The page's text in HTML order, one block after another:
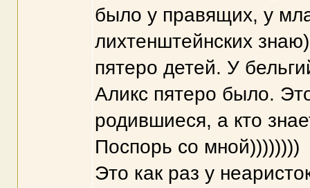
было у правящих, у
лихтенштейнских
пятеро детей. У
Аликс пятеро было.
родившиеся, а кто
Поспорь со мной))))))))
Это как раз у